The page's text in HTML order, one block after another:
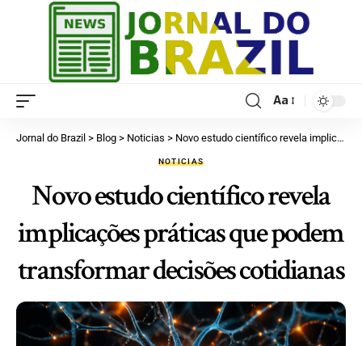
Aa
Jornal do Brazil > Blog > Noticias > Novo estudo científico revela implicações práticas que podem transformar decisões cotidianas
NOTICIAS
Novo estudo científico revela
implicações práticas que podem
transformar decisões cotidianas